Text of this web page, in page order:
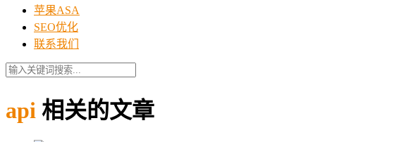
苹果ASA
SEO优化
联系我们
api 相关的文章